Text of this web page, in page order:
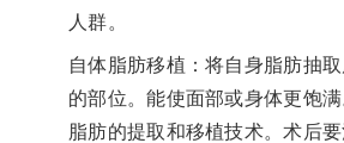
人群。
自体脂肪移植：将自身脂肪抽
的部位。能使面部或身体更饱
脂肪的提取和移植技术。术后